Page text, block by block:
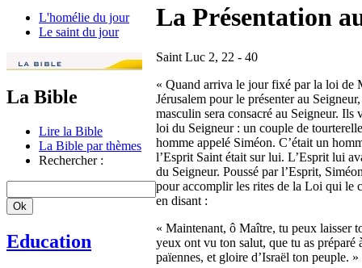
L'homélie du jour
Le saint du jour
La Bible
Lire la Bible
La Bible par thèmes
Rechercher :
Education
La Présentation
Saint Luc 2, 22 - 40
« Quand arriva le jour fixé par la loi de
Jérusalem pour le présenter au
masculin sera consacré au Seigneur.
loi du Seigneur : un couple de
homme appelé Siméon. C’était un
l’Esprit Saint était sur lui. L’Esprit lui
du Seigneur. Poussé par l’Esprit,
pour accomplir les rites de la Loi qui le
en disant :
« Maintenant, ô Maître, tu peux laisser
yeux ont vu ton salut, que tu as préparé
païennes, et gloire d’Israël ton peuple. »